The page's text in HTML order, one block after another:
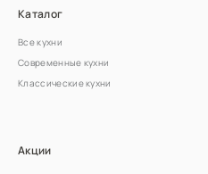
Каталог
Все кухни
Современные кухни
Классические кухни
Акции